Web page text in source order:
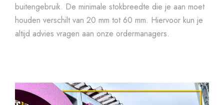
buitengebruik. De minimale stokbreedte die je aan moet
houden verschilt van 20 mm tot 60 mm. Hiervoor kun je
altijd advies vragen aan onze ordermanagers.